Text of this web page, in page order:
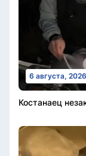
6 августа, 2026
Костанаец